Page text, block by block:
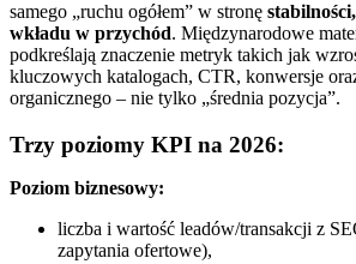
samego „ruchu ogółem” w stronę
wkładu w przychód. Międzynarodowe
podkreślają znaczenie metryk takich jak
kluczowych katalogach, CTR, konwersje
organicznego – nie tylko „średnia pozycja”.
Trzy poziomy KPI na 2026:
Poziom biznesowy:
liczba i wartość leadów/transakcji z
zapytania ofertowe),